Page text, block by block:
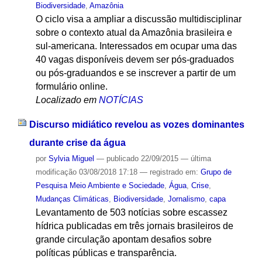
Biodiversidade, Amazônia
O ciclo visa a ampliar a discussão multidisciplinar
sobre o contexto atual da Amazônia brasileira e
sul-americana. Interessados em ocupar uma das
40 vagas disponíveis devem ser pós-graduados
ou pós-graduandos e se inscrever a partir de um
formulário online.
Localizado em NOTÍCIAS
Discurso midiático revelou as vozes dominantes
durante crise da água
por Sylvia Miguel — publicado22/09/2015 — última
modificação03/08/2018 17:18 — registrado em: Grupo de
Pesquisa Meio Ambiente e Sociedade, Água, Crise,
Mudanças Climáticas, Biodiversidade, Jornalismo, capa
Levantamento de 503 notícias sobre escassez
hídrica publicadas em três jornais brasileiros de
grande circulação apontam desafios sobre
políticas públicas e transparência.